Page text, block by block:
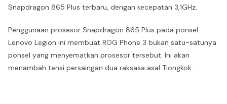
Snapdragon 865 Plus terbaru, dengan kecepatan 3,1GHz.
Penggunaan prosesor Snapdragon 865 Plus pada ponsel
Lenovo Legion ini membuat ROG Phone 3 bukan satu-satunya
ponsel yang menyematkan prosesor tersebut. Ini akan
menambah tensi persaingan dua raksasa asal Tiongkok.